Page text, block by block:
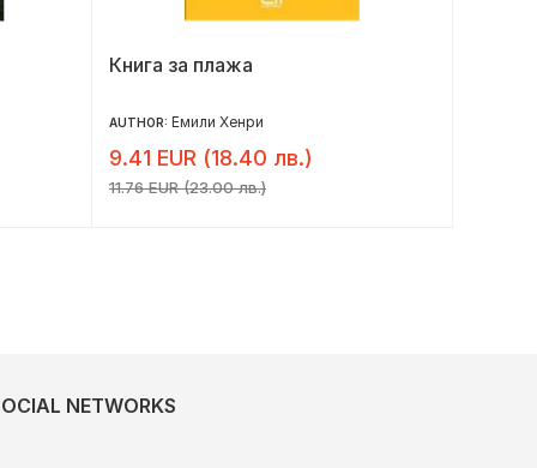
Книга за плажа
AUTHOR: Емили Хенри
9.41 EUR (18.40 лв.)
11.76 EUR (23.00 лв.)
NETWORKS